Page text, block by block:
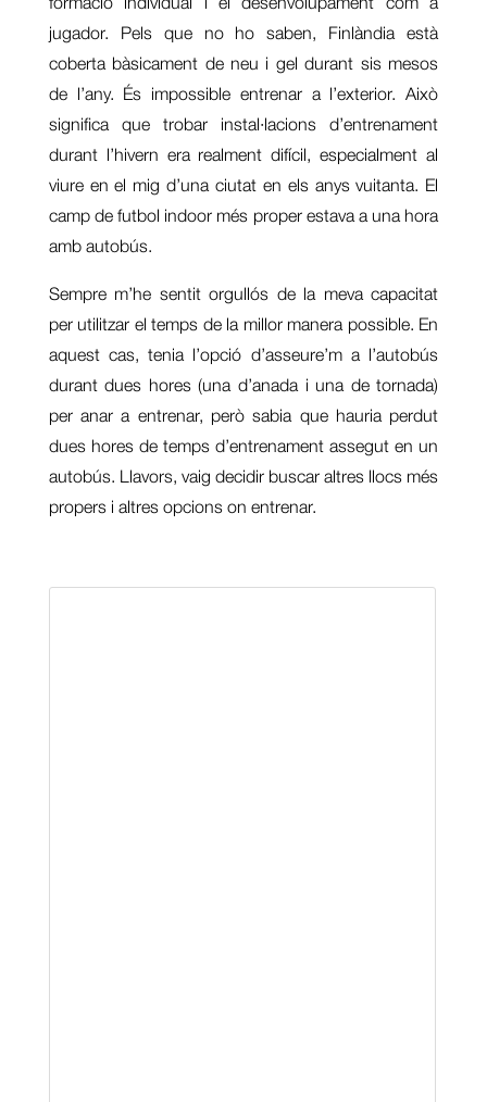
jugador. Pels que no ho saben, Finlàndia està
coberta bàsicament de neu i gel durant sis mesos
de l’any. És impossible entrenar a l’exterior. Això
significa que trobar instal·lacions d’entrenament
durant l’hivern era realment difícil, especialment al
viure en el mig d’una ciutat en els anys vuitanta. El
camp de futbol indoor més proper estava a una hora
amb autobús.
Sempre m’he sentit orgullós de la meva capacitat
per utilitzar el temps de la millor manera possible. En
aquest cas, tenia l’opció d’asseure’m a l’autobús
durant dues hores (una d’anada i una de tornada)
per anar a entrenar, però sabia que hauria perdut
dues hores de temps d’entrenament assegut en un
autobús. Llavors, vaig decidir buscar altres llocs més
propers i altres opcions on entrenar.